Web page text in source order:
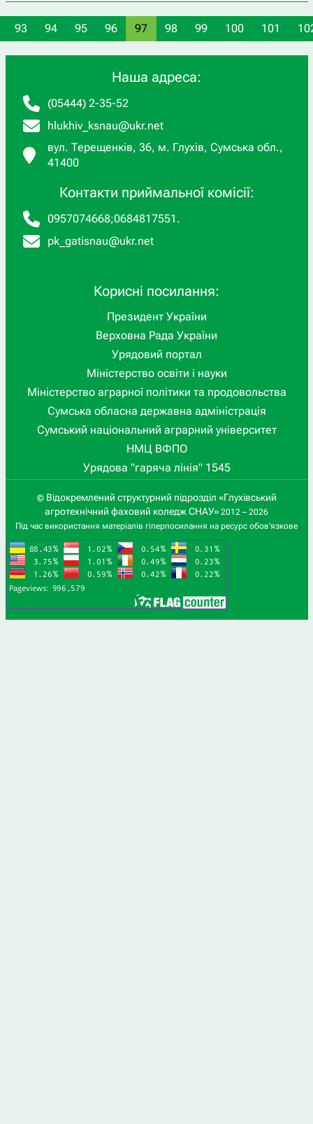
93 94 95 96 97 98 99 100 101
Наша адреса:
(05444) 2-35-52
hlukhiv_ksnau@ukr.net
вул. Терещенків, 36, м. Глухів, Сумська обл.,
41400
Контакти приймальної комісії:
0957074668;0684817551 .
pk_gatisnau@ukr.net
Корисні посилання:
Президент України
Верховна Рада України
Урядовий портал
Міністерство освіти і науки
Міністерство аграрної політики та продовольства
Сумська обласна державна адміністрація
Сумський національний аграрний університет
НМЦ ВФПО
Урядова "гаряча лінія" 1545
© Відокремлений структурний підрозділ «Глухівський
агротехнічний фаховий коледж СНАУ» 2012 – 2026
Під час використання матеріалів гіперпосилання на ресурс обов'язкове